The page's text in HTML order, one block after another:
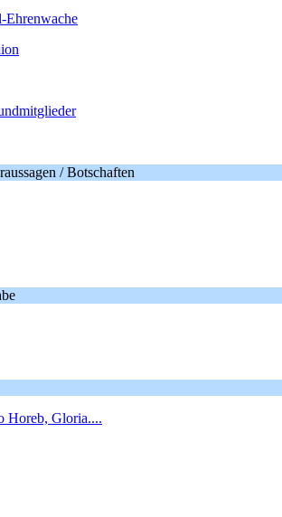
Ehrenwache
/ Botschaften
Horeb, Gloria....